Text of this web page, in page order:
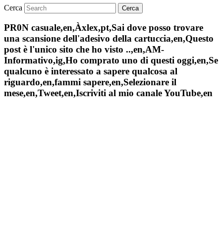
Cerca
PR0N casuale,en,Àxlex,pt,Sai dove posso trovare
una scansione dell'adesivo della cartuccia,en,Questo
post è l'unico sito che ho visto ..,en,AM-
Informativo,ig,Ho comprato uno di questi oggi,en,Se
qualcuno è interessato a sapere qualcosa al
riguardo,en,fammi sapere,en,Selezionare il
mese,en,Tweet,en,Iscriviti al mio canale YouTube,en